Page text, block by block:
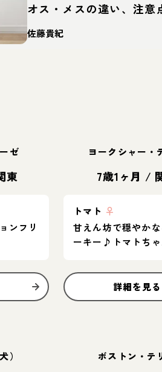
オス・メスの違い、注意
師が解説
佐藤貴紀
ゼ
東
ンフリ
ヨークシャー・
7歳1ヶ月 /
トマト ♀
甘えん坊で穏やか
ーキー♪トマトちゃ
詳細を見る
） ボストン・テ